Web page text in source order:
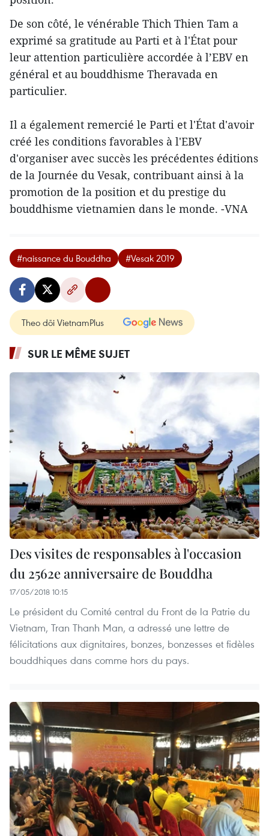
De son côté, le vénérable Thich Thien Tam a
exprimé sa gratitude au Parti et à l'État pour
leur attention particulière accordée à l’EBV en
général et au bouddhisme Theravada en
particulier.
Il a également remercié le Parti et l'État d'avoir
créé les conditions favorables à l'EBV
d'organiser avec succès les précédentes éditions
de la Journée du Vesak, contribuant ainsi à la
promotion de la position et du prestige du
bouddhisme vietnamien dans le monde. -VNA
#naissance du Bouddha #Vesak 2019
Theo dõi VietnamPlus
SUR LE MÊME SUJET
Des visites de responsables à l'occasion
du 2562e anniversaire de Bouddha
17/05/2018 10:15
Le président du Comité central du Front de la Patrie du
Vietnam, Tran Thanh Man, a adressé une lettre de
félicitations aux dignitaires, bonzes, bonzesses et fidèles
bouddhiques dans comme hors du pays.